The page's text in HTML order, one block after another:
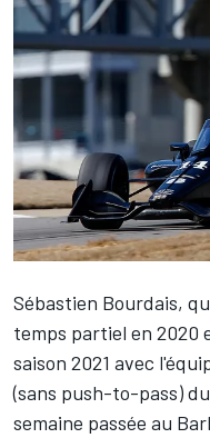
Sébastien Bourdais,
temps partiel en 2020
saison 2021 avec
(sans push-to-pass)
semaine passée au